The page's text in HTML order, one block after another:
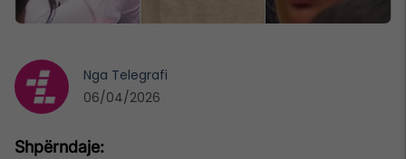
Nga Telegrafi
06/04/2026